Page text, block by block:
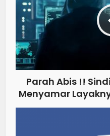
Parah Abis !!
Menyamar